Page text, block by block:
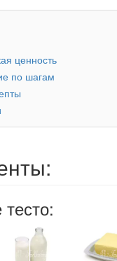
ценность
по шагам